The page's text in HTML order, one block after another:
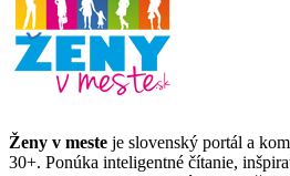
Ženy v meste je slovenský portál a
30+. Ponúka inteligentné čítanie,